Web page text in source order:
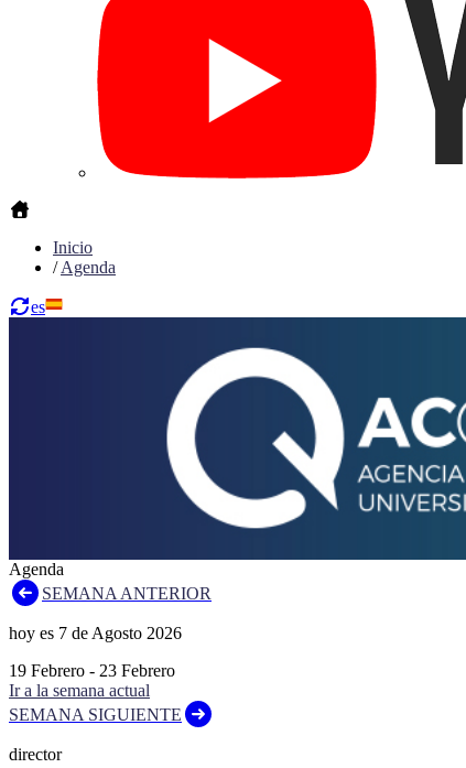
Inicio
/Agenda
es
Agenda
SEMANA ANTERIOR
hoy es 7 de Agosto 2026
19 Febrero - 23 Febrero
Ir a la semana actual
SEMANA SIGUIENTE
director